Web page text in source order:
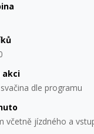
akci
dle programu
včetně jízdného a